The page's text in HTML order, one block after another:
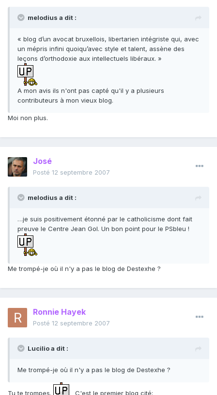
melodius a dit :
« blog d’un avocat bruxellois, libertarien intégriste qui, avec
un mépris infini quoiqu’avec style et talent, assène des
leçons d’orthodoxie aux intellectuels libéraux. »
A mon avis ils n'ont pas capté qu'il y a plusieurs
contributeurs à mon vieux blog.
Moi non plus.
José
Posté 12 septembre 2007
melodius a dit :
…je suis positivement étonné par le catholicisme dont fait
preuve le Centre Jean Gol. Un bon point pour le PSbleu !
Me trompé-je où il n'y a pas le blog de Destexhe ?
Ronnie Hayek
Posté 12 septembre 2007
Lucilio a dit :
Me trompé-je où il n'y a pas le blog de Destexhe ?
Tu te trompes. C'est le premier blog cité: